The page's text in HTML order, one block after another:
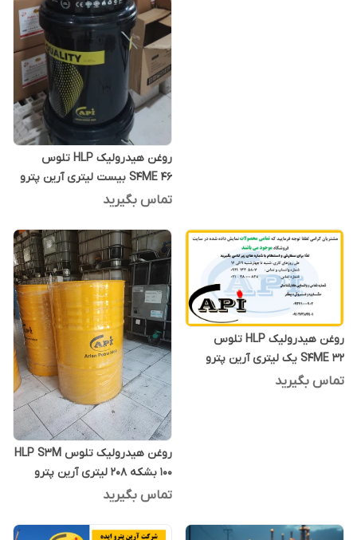
روغن هیدرولیک HLP تلوس
S4ME 46 بیست لیتری آرین پترو
ایده
تماس بگیرید
روغن هیدرولیک HLP تلوس
S4ME 32 یک لیتری آرین پترو
ایده
تماس بگیرید
روغن هیدرولیک تلوس HLP S3M
100 بشکه 208 لیتری آرین پترو
ایده
تماس بگیرید